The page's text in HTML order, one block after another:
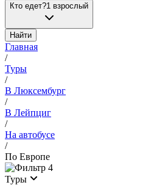
Кто едет?1 взрослый
Найти
Главная
/
Туры
/
В Люксембург
/
В Лейпциг
/
На автобусе
/
По Европе
4
Туры